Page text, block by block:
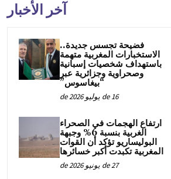
آخر الأخبار
فضيحة تجسس جديدة..
الاستخبارات المغربية متهمة
باستهداف شخصيات إسبانية
وصحراوية وجزائرية عبر
“بيغاسوس”
16 de يوليو de 2026
ارتفاع الهجمات في الصحراء
الغربية بنسبة 6% وجبهة
البوليساريو تؤكد أن القوات
المغربية تكبدت أكبر خسائرها
27 de يونيو de 2026